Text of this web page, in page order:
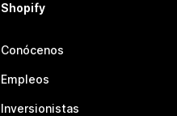
Shopify
Conócenos
Empleos
Inversionistas